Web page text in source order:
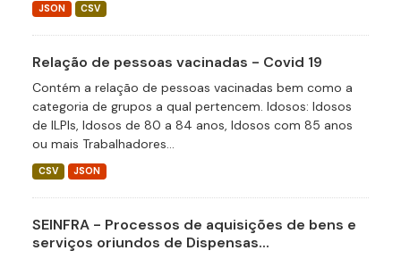
JSON CSV
Relação de pessoas vacinadas - Covid 19
Contém a relação de pessoas vacinadas bem como a
categoria de grupos a qual pertencem. Idosos: Idosos
de ILPIs, Idosos de 80 a 84 anos, Idosos com 85 anos
ou mais Trabalhadores...
CSV JSON
SEINFRA - Processos de aquisições de bens e
serviços oriundos de Dispensas...